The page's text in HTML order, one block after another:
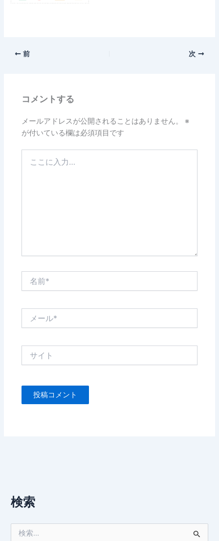
前 次
コメントする
メールアドレスが公開されることはありません。
※
が付いている欄は必須項目です
検索